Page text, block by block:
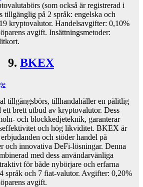
(som också är registrerad i
tillgänglig på 2 språk: engelska och
kryptovalutor. Handelsavgifter: 0,10%
avgift. Insättningsmetoder:
9. BKEX
tillgångsbörs, tillhandahåller en pålitlig
brett utbud av kryptovalutor. Dess
och blockkedjeteknik, garanterar
och hög likviditet. BKEX är
och stöder handel på
och innovativa DeFi-lösningar. Denna
med dess användarvänliga
för både nybörjare och erfarna
språk och 7 fiat-valutor. Avgifter: 0,20%
avgift.